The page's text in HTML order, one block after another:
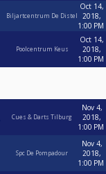
Biljartcentrum De Distel
Oct 14,
2018,
1:00 PM
Poolcentrum Keus
Oct 14,
2018,
1:00 PM
Cues & Darts Tilburg
Nov 4,
2018,
1:00 PM
Spc De Pompadour
Nov 4,
2018,
1:00 PM